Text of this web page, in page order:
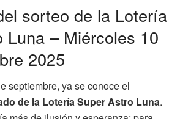
sorteo de la Lotería
Luna – Miércoles 10
2025
septiembre, ya se conoce el
de la Lotería Super Astro Luna.